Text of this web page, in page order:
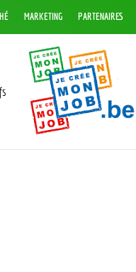
MARKETING PARTENAIRES